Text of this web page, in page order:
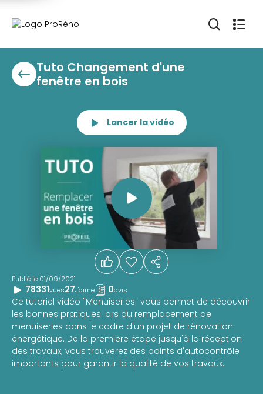
Tuto Changement d'une
fenêtre en bois
Lancer la vidéo
Publié le 01/09/2021
78331vues27J'aime 0avis
Ce tutoriel vidéo "Menuiseries" vous permet de découvrir
les bonnes pratiques lors du remplacement de
menuiseries dans le cadre d'un projet de rénovation
énergétique. De la première étape jusqu'à la réception
des travaux; vous trouverez des points d'autocontrôle
importants pour garantir la qualité de vos travaux.